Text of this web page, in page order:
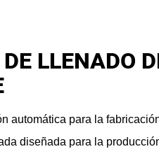
LLENADO
automática para la
diseñada para la